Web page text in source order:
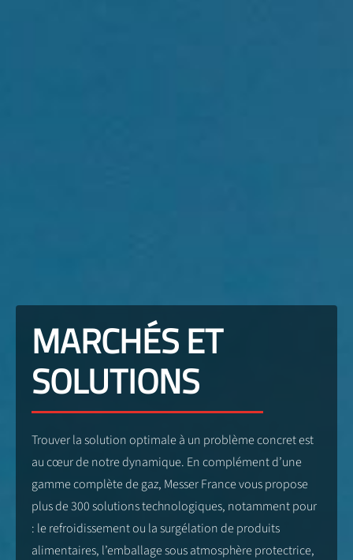
MARCHÉS ET
SOLUTIONS
Trouver la solution optimale à un problème concret est
au cœur de notre dynamique. En complément d’une
gamme complète de gaz, Messer France vous propose
plus de 300 solutions technologiques, notamment pour
: le refroidissement ou la surgélation de produits
alimentaires, l’emballage sous atmosphère protectrice,